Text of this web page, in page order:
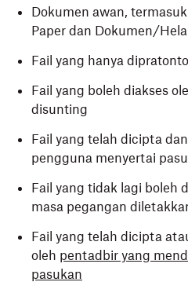
Dokumen awan,
Paper dan Dokumen/
Fail yang hanya
Fail yang boleh diakses
disunting
Fail yang telah dicipta
pengguna menyertai
Fail yang tidak lagi boleh
masa pegangan
Fail yang telah dicipta
oleh pentadbir yang
pasukan